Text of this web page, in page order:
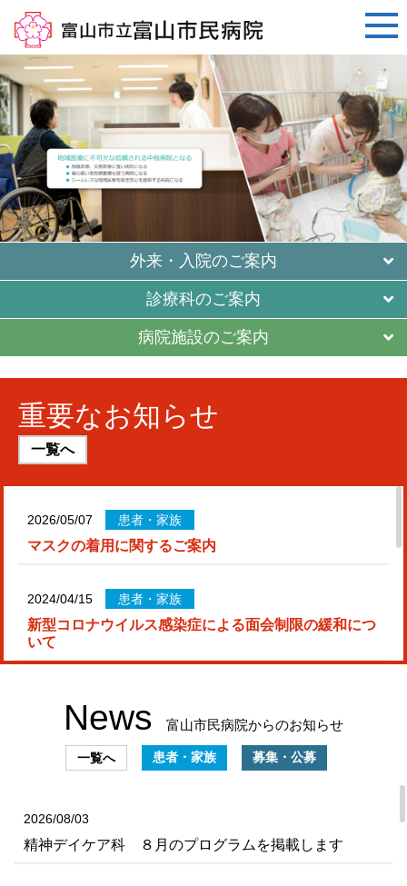
コ
ン
テ
ン
ツ
へ
ス
キ
ッ
外来・入院のご案内
診療科のご案内
病院施設のご案内
重要なお知らせ
一覧へ
2026/05/07 患者・家族
マスクの着用に関するご案内
2024/04/15 患者・家族
新型コロナウイルス感染症による面会制限の緩和につ
いて
新型コロナウイルス感染症の流行による面会の制限に
電話再診は7月末で終了します
News 富山市民病院からのお知らせ
一覧へ 患者・家族 募集・公募
2026/08/03
精神デイケア科 ８月のプログラムを掲載します